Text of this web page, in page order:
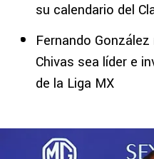
su calendario del
Fernando
Chivas sea líder e
de la Liga MX